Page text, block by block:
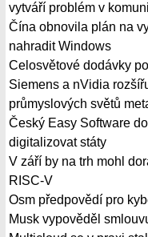
vytváří problém v
Čína obnovila plán na
nahradit Windows
Celosvětové dodávky
Siemens a nVidia
průmyslových světů
Český Easy Software
digitalizovat státy
V září by na trh mohl
RISC-V
Osm předpovědí pro
Musk vypověděl